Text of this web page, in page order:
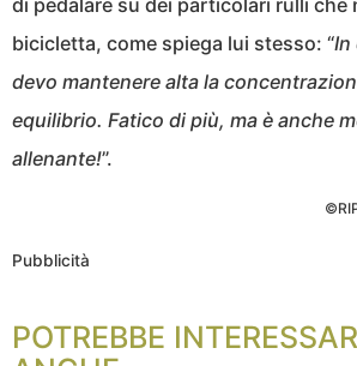
di pedalare su dei particolari rulli che
bicicletta, come spiega lui stesso: “In
devo mantenere alta la
equilibrio. Fatico di più, ma è anche
allenante!”.
Pubblicità
POTREBBE